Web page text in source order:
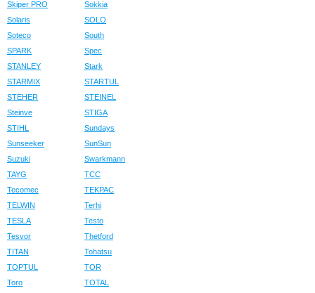
Skiper PRO
Sokkia
Solaris
SOLO
Soteco
South
SPARK
Spec
STANLEY
Stark
STARMIX
STARTUL
STEHER
STEINEL
Steinve
STIGA
STIHL
Sundays
Sunseeker
SunSun
Suzuki
Swarkmann
TAYG
TCC
Tecomec
TEKPAC
TELWIN
Terhi
TESLA
Testo
Tesvor
Thetford
TITAN
Tohatsu
TOPTUL
TOR
Toro
TOTAL